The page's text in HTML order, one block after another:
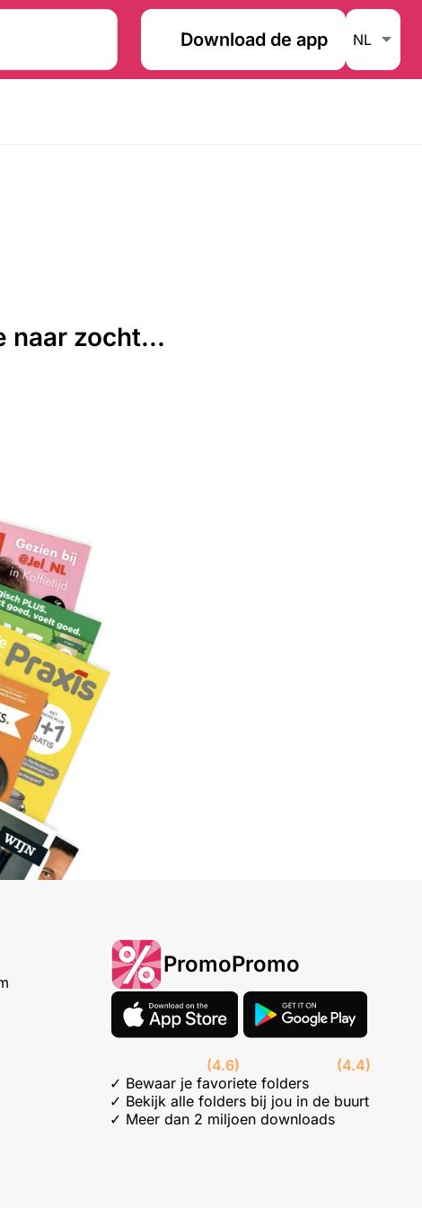
Download de app
naar zocht...
PromoPromo
(4.6)
(4.4)
✓ Bewaar je favoriete folders
✓ Bekijk alle folders bij jou in de buurt
✓ Meer dan 2 miljoen downloads